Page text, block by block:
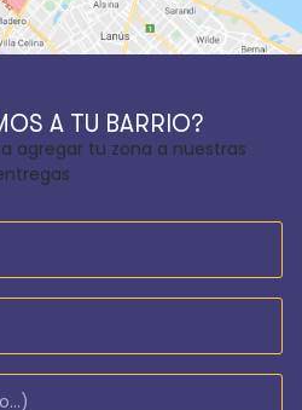
A TU BARRIO?
agregar tu zona a nuestras